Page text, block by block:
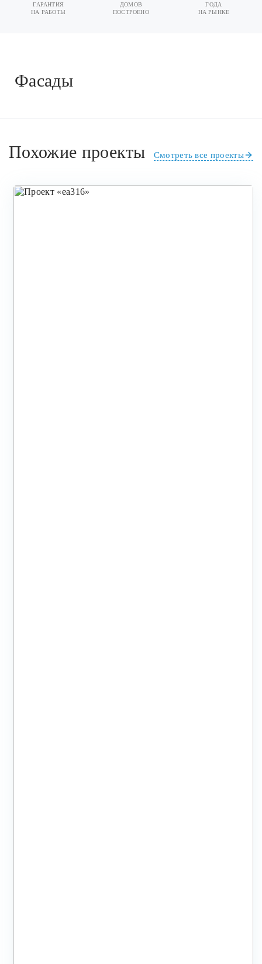
ГАРАНТИЯ
НА РАБОТЫ
ДОМОВ
ПОСТРОЕНО
ГОДА
НА РЫНКЕ
Фасады
Похожие проекты Смотреть все проекты